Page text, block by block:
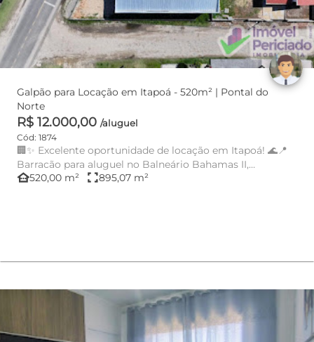
Galpão para Locação em Itapoá - 520m² | Pontal do
Norte
R$ 12.000,00 /aluguel
Cód: 1874
🏢✨ Excelente oportunidade de locação em Itapoá! 🌊📍
Barracão para aluguel no Balneário Bahamas II,
localizado na Ave...
other_houses520,00 m² fullscreen895,07 m²